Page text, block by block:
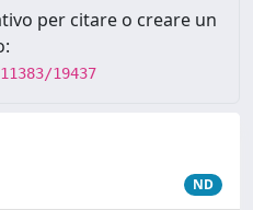
per citare o creare un
19437
ND